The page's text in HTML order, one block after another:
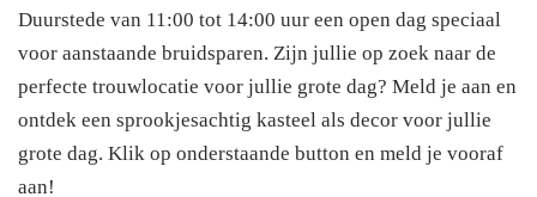
Duurstede van 11:00 tot 14:00 uur een open dag speciaal
voor aanstaande bruidsparen. Zijn jullie op zoek naar de
perfecte trouwlocatie voor jullie grote dag? Meld je aan en
ontdek een sprookjesachtig kasteel als decor voor jullie
grote dag. Klik op onderstaande button en meld je vooraf
aan!